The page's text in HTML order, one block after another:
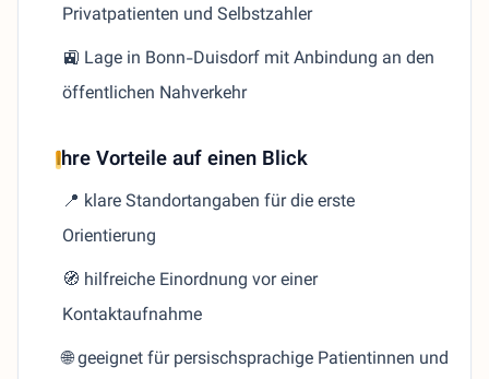
Privatpatienten und Selbstzahler
🚉 Lage in Bonn-Duisdorf mit Anbindung an den
öffentlichen Nahverkehr
Ihre Vorteile auf einen Blick
📍 klare Standortangaben für die erste
Orientierung
🧭 hilfreiche Einordnung vor einer
Kontaktaufnahme
🌐 geeignet für persischsprachige Patientinnen und